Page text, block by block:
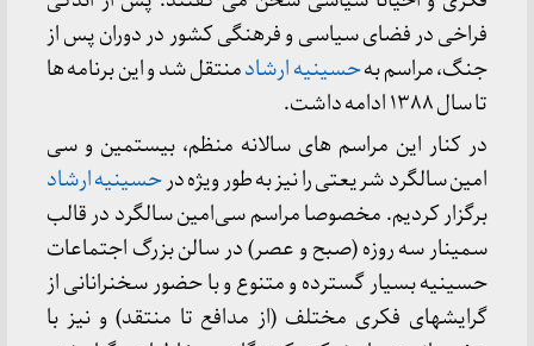
فراخی در فضای سیاسی و فرهنگی کشور در دوران پس از
جنگ، مراسم بهحسینیه ارشادمنتقل شد و این برنامه ها
تا سال ۱۳۸۸ ادامه داشت.
در کنار این مراسم های سالانه منظم، بیستمین و سی
امین سالگرد شریعتی را نیز به طور ویژه درحسینیه ارشاد
برگزار کردیم. مخصوصا مراسم سی‌امین سالگرد در قالب
سمینار سه روزه (صبح و عصر) در سالن بزرگ اجتماعات
حسینیه بسیار گسترده و متنوع و با حضور سخنرانانی از
گرایشهای فکری مختلف (از مدافع تا منتقد) و نیز با